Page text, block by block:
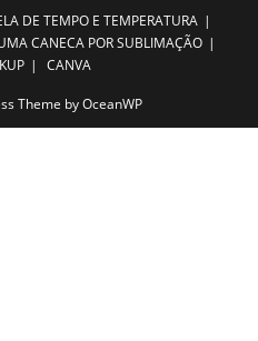
DE TEMPO E TEMPERATURA
CANECA POR SUBLIMAÇÃO
CANVA
Theme by OceanWP